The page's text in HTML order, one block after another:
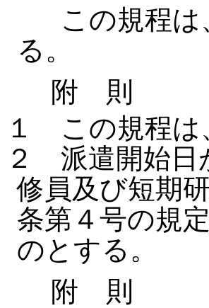
この規程は、
る。
附 則
１ この規程は
２ 派遣開始日
修員及び短期
条第４号の規
のとする。
附 則